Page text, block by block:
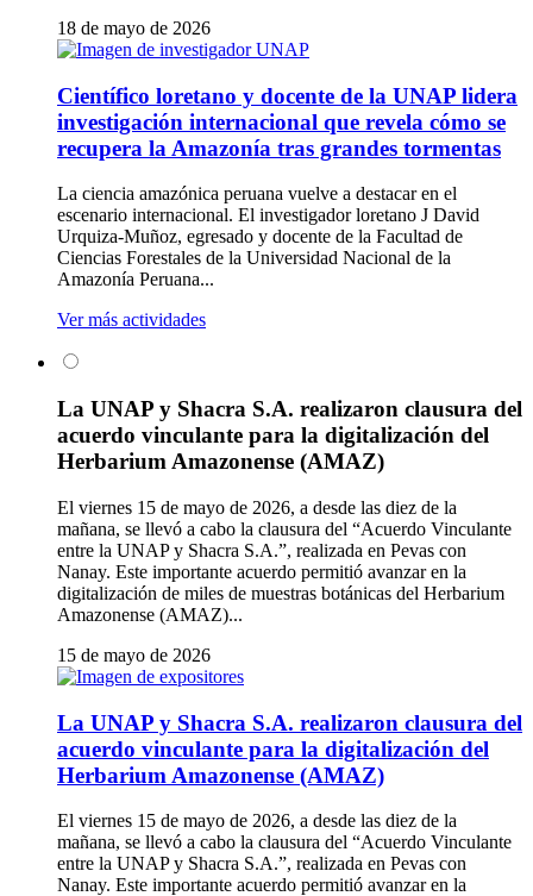
18 de mayo de 2026
Científico loretano y docente de la UNAP lidera
investigación internacional que revela cómo se
recupera la Amazonía tras grandes tormentas
La ciencia amazónica peruana vuelve a destacar en el
escenario internacional. El investigador loretano J David
Urquiza-Muñoz, egresado y docente de la Facultad de
Ciencias Forestales de la Universidad Nacional de la
Amazonía Peruana...
Ver más actividades
La UNAP y Shacra S.A. realizaron clausura del
acuerdo vinculante para la digitalización del
Herbarium Amazonense (AMAZ)
El viernes 15 de mayo de 2026, a desde las diez de la
mañana, se llevó a cabo la clausura del “Acuerdo Vinculante
entre la UNAP y Shacra S.A.”, realizada en Pevas con
Nanay. Este importante acuerdo permitió avanzar en la
digitalización de miles de muestras botánicas del Herbarium
Amazonense (AMAZ)...
15 de mayo de 2026
La UNAP y Shacra S.A. realizaron clausura del
acuerdo vinculante para la digitalización del
Herbarium Amazonense (AMAZ)
El viernes 15 de mayo de 2026, a desde las diez de la
mañana, se llevó a cabo la clausura del “Acuerdo Vinculante
entre la UNAP y Shacra S.A.”, realizada en Pevas con
Nanay. Este importante acuerdo permitió avanzar en la